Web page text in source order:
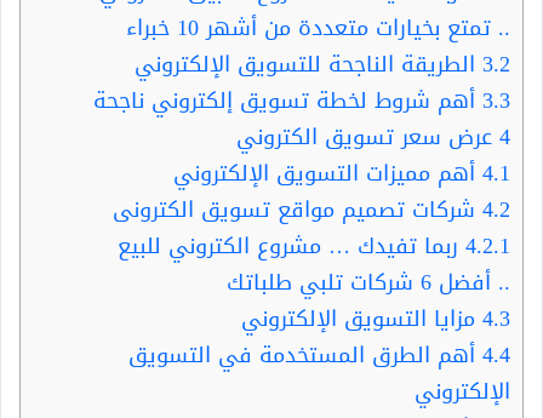
.. تمتع بخيارات متعددة من أشهر 10 خبراء
3.2 الطريقة الناجحة للتسويق الإلكتروني
3.3أهم شروط لخطة تسويق إلكتروني ناجحة
4عرض سعر تسويق الكتروني
4.1أهم مميزات التسويق الإلكتروني
4.2 شركات تصميم مواقع تسويق الكترونى
4.2.1 ربما تفيدك … مشروع الكتروني للبيع
.. أفضل 6 شركات تلبي طلباتك
4.3مزايا التسويق الإلكتروني
4.4أهم الطرق المستخدمة في التسويق
الإلكتروني